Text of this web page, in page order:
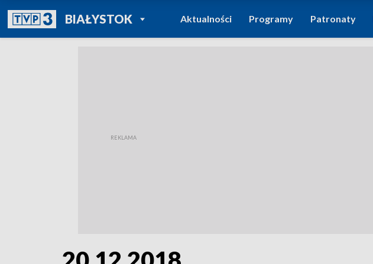
BIAŁYSTOKPOWRÓT DO
TVP REGIONY
Aktualności Programy Patronaty